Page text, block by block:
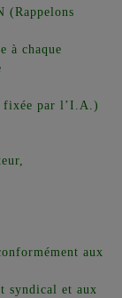
(Rappelons
à chaque
fixée par l’I.A.)
aux
syndical et aux